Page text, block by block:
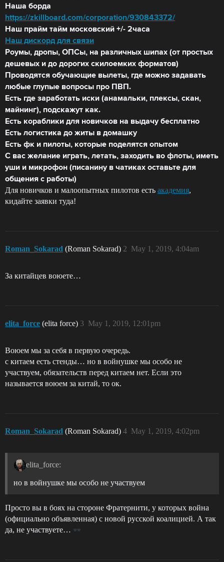
Наша борда
https://zkillboard.com/corporation/930843372/
Наш прайм тайм московский +/- 2часа
Наш дискорд для связи
Роумы, дропы, ОПСы, на различных шипах (от простых
дешевых и до дорогих скилоемких форматов)
Проводятся обучающие вылеты, где можно задавать
любые глупые вопросы про ПВП.
Есть где заработать иски (анамальки, плексы, скан,
майнинг), подскажут как.
Есть кораблики для новичков на выдачу бесплатно
Есть логистика до житы в домашку
Есть фк и пилоты, которые поделятся опытом
С вас желание играть, летать, заходить во флоты, иметь
уши и микрофон (писанину в чатиках оставьте для
общения с работы)
Для новичков и малоопытных пилотов есть академия,
кидайте заявки туда!
Roman_Sokarad (Roman Sokarad) May 1, 2019, 4:04am
2
За китайцев воюете…
elita_force (elita force) May 1, 2019, 12:01pm
3
Воюем мы за себя в первую очередь.
с китаем есть стенды… но в войнушке мы особо не
участвуем, обязательств перед китаем нет. Если это
называется воюем за китай, то ок.
Roman_Sokarad (Roman Sokarad) May 1, 2019, 4:02pm
4
elita_force:
но в войнушке мы особо не участвуем
Просто вы в боях на стороне Фратернити, у которых война
(официально объявленная) с новой русской коалицией. А так
да, не участвуете…